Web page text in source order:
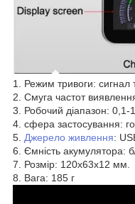
1. Режим тривоги: сигнал
2. Смуга частот
3. Робочий діапазон: 0,1-
4. сфера застосування:
5. Джерело живлення:
6. Ємність акумулятора:
7. Розмір: 120x63x12 мм.
8. Вага: 185 г